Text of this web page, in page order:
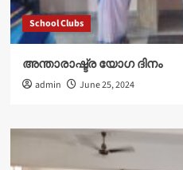
School Clubs
അന്താരാഷ്ട്ര യോഗ ദിനം
admin June 25, 2024